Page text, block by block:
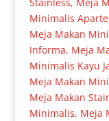
Minimalis
Meja Makan
Informa, Meja
Minimalis Kayu
Meja Makan
Meja Makan
Minimalis, Meja